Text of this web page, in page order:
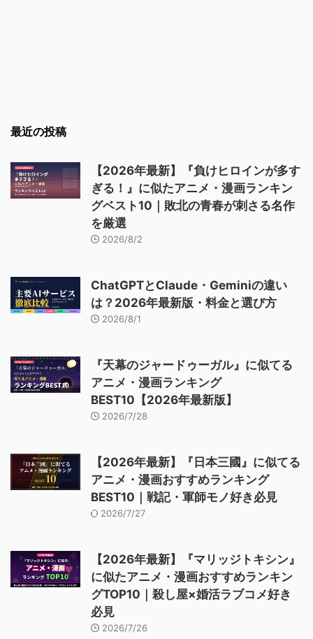
最近の投稿
【2026年最新】『負けヒロインが多す
ぎる！』に似たアニメ・漫画ランキン
グベスト10｜敗北の青春が刺さる名作
を厳選
2026/8/2
ChatGPTとClaude・Geminiの違い
は？2026年最新版・料金と選び方
2026/8/1
『天幕のジャードゥーガル』に似てる
アニメ・漫画ランキング
BEST10【2026年最新版】
2026/7/28
【2026年最新】『日本三國』に似てる
アニメ・漫画おすすめランキング
BEST10｜戦記・軍師モノ好き必見
2026/7/27
【2026年最新】『マリッジトキシン』
に似たアニメ・漫画おすすめランキン
グTOP10｜殺し屋×婚活ラブコメ好き
必見
2026/7/26